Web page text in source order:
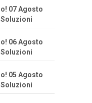
07 Agosto
06 Agosto
05 Agosto